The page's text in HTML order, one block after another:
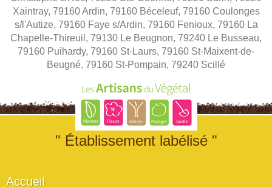
Xaintray, 79160 Ardin, 79160 Béceleuf, 79160 Coulonges
s/l'Autize, 79160 Faye s/Ardin, 79160 Fenioux, 79160 La
Chapelle-Thireuil, 79130 Le Beugnon, 79240 Le Busseau,
79160 Puihardy, 79160 St-Laurs, 79160 St-Maixent-de-
Beugné, 79160 St-Pompain, 79240 Scillé
" Établissement labélisé "
Accueil